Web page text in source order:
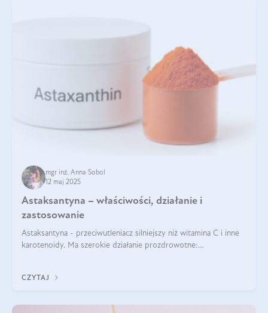
mgr inż. Anna Sobol
12 maj 2025
Astaksantyna – właściwości, działanie i
zastosowanie
Astaksantyna - przeciwutleniacz silniejszy niż witamina C i inne
karotenoidy. Ma szerokie działanie prozdrowotne:
CZYTAJ